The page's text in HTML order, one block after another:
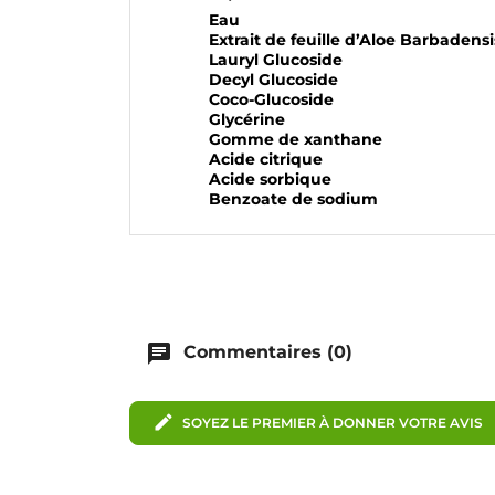
Eau
Extrait de feuille d’Aloe
Lauryl Glucoside
Decyl Glucoside
Coco-Glucoside
Glycérine
Gomme de xanthane
Acide citrique
Acide sorbique
Benzoate de sodium
chat Commentaires (0)
edit SOYEZ LE PREMIER À DONNER VOTRE AVIS